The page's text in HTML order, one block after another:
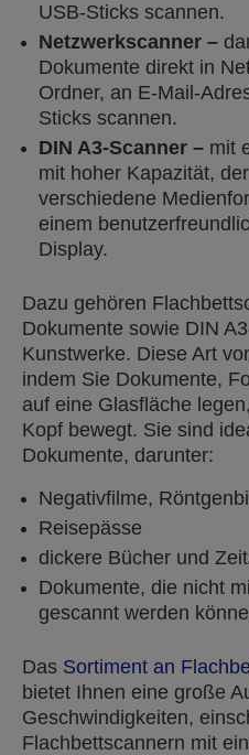
USB-Sticks scannen.
Netzwerkscanner –
Dokumente direkt in
Ordner, an E-Mail-
Sticks scannen.
DIN A3-Scanner – mit
mit hoher Kapazität,
verschiedene
einem
Display.
Dazu gehören
Dokumente sowie DIN
Kunstwerke. Diese Art
indem Sie Dokumente,
auf eine Glasfläche
Kopf bewegt. Sie sind
Dokumente, darunter:
Negativfilme,
Reisepässe
dickere Bücher und
Dokumente, die nicht
gescannt werden
Das Sortiment an
bietet Ihnen eine große
Geschwindigkeiten,
Flachbettscannern mit